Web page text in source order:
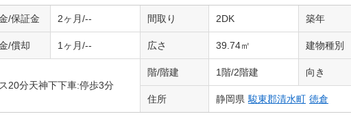
/保証金 2ヶ月/-- 間取り 2DK 築年
/償却 1ヶ月/-- 広さ 39.74㎡ 建物種別
20分天神下下車:停歩3分
階/階建 1階/2階建 向き
住所 静岡県 駿東郡清水町 徳倉